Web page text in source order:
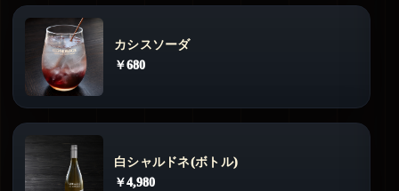
カシスソーダ
￥680
白シャルドネ(ボトル)
￥4,980